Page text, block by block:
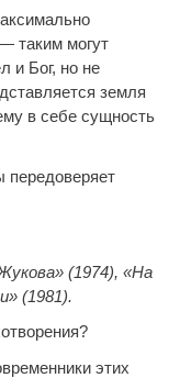
таким могут
и Бог, но не
земля
в себе сущность
передоверяет
(1974), «На
(1981).
этих